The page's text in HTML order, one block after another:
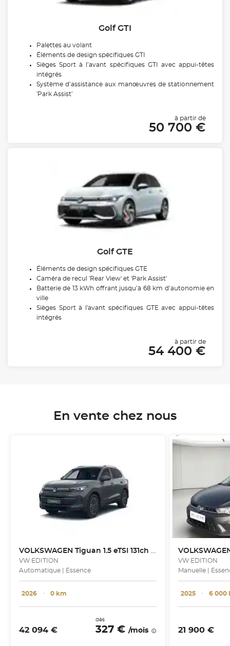
Golf GTI
Palettes au volant
Éléments de design spécifiques GTI
Sièges Sport à l’avant spécifiques GTI avec appui-têtes
intégrés
Système d’assistance aux manœuvres de stationnement
'Park Assist'
à partir de
50 700 €
Golf GTE
Éléments de design spécifiques GTE
Caméra de recul 'Rear View' et 'Park Assist'
Batterie de 13 kWh offrant jusqu’à 68 km d’autonomie en
ville
Sièges Sport à l'avant spécifiques GTE avec appui-têtes
intégrés
à partir de
54 400 €
En vente chez nous
VOLKSWAGEN Tiguan 1.5 eTSI 131ch DSG7
VW EDITION
Automatique | Essence
2026 ･ 0 km
42 094 €
dès
327 € /mois
VW EDITION
Manuelle |
2025 ･ 6 000
21 900 €